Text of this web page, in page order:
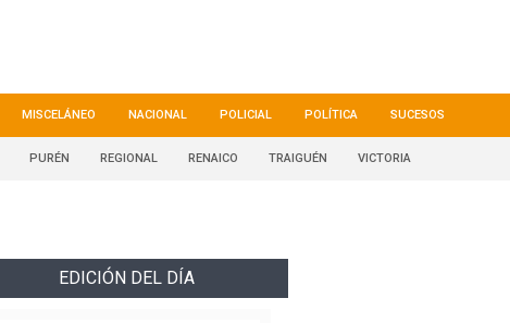
MISCELÁNEO NACIONAL POLICIAL POLÍTICA SUCESOS
PURÉN REGIONAL RENAICO TRAIGUÉN VICTORIA
EDICIÓN DEL DÍA